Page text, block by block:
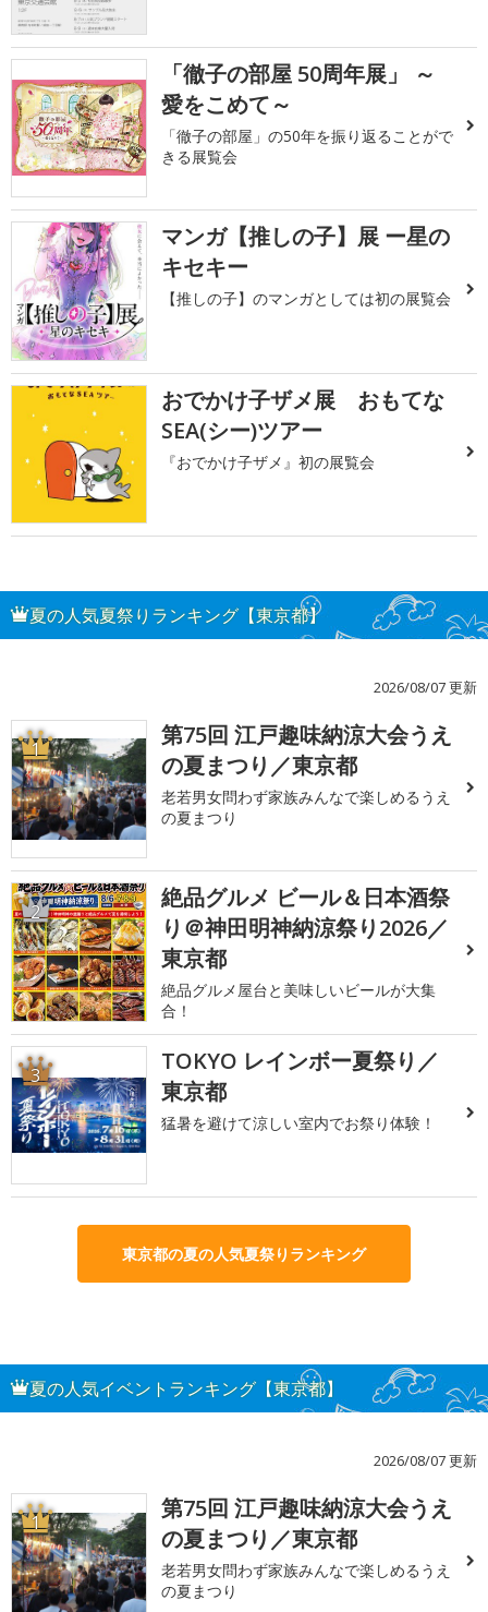
「徹子の部屋 50周年展」 ～
愛をこめて～
「徹子の部屋」の50年を振り返ることがで
きる展覧会
マンガ【推しの子】展 ー星の
キセキー
【推しの子】のマンガとしては初の展覧会
おでかけ子ザメ展 おもてな
SEA(シー)ツアー
『おでかけ子ザメ』初の展覧会
夏の人気夏祭りランキング【東京都】
2026/08/07 更新
1
第75回 江戸趣味納涼大会うえ
の夏まつり／東京都
老若男女問わず家族みんなで楽しめるうえ
の夏まつり
2
絶品グルメ ビール＆日本酒祭
り＠神田明神納涼祭り2026／
東京都
絶品グルメ屋台と美味しいビールが大集
合！
3
TOKYO レインボー夏祭り／
東京都
猛暑を避けて涼しい室内でお祭り体験！
東京都の夏の人気夏祭りランキング
夏の人気イベントランキング【東京都】
2026/08/07 更新
1
第75回 江戸趣味納涼大会うえ
の夏まつり／東京都
老若男女問わず家族みんなで楽しめるうえ
の夏まつり